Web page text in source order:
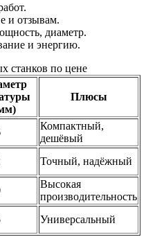
и отзывам.
диаметр.
и энергию.
станков по цене
Плюсы
Компактный,
дешёвый
Точный, надёжный
Высокая
производительность
Универсальный